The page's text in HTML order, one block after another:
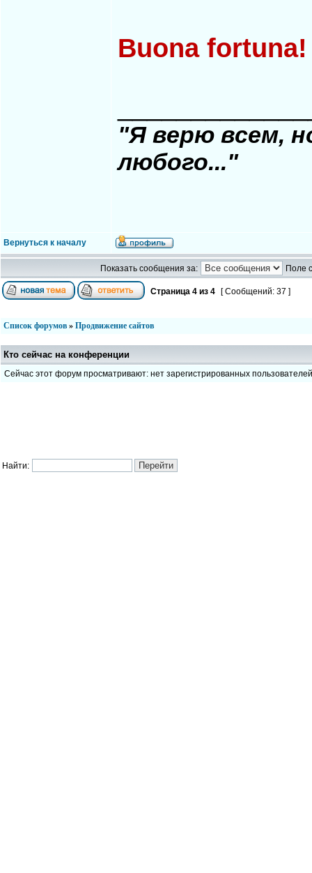
Buona
"Я верю всем,
любого..."
Вернуться к началу
Показать сообщения за: Поле
Страница 4 из 4 [ Сообщений: 37 ]
Список форумов » Продвижение сайтов
Кто сейчас на конференции
Сейчас этот форум просматривают: нет зарегистрированных пользователей
Найти: